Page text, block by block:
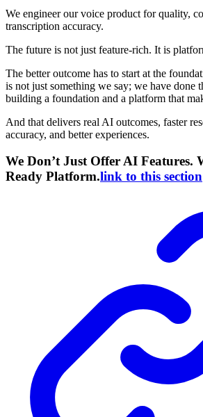
We engineer our voice product for quality,
transcription accuracy.
The future is not just feature-rich. It is
The better outcome has to start at the
is not just something we say; we have done
building a foundation and a platform that
And that delivers real AI outcomes, faster
accuracy, and better experiences.
We Don’t Just Offer AI Features.
Ready Platform.link to this section